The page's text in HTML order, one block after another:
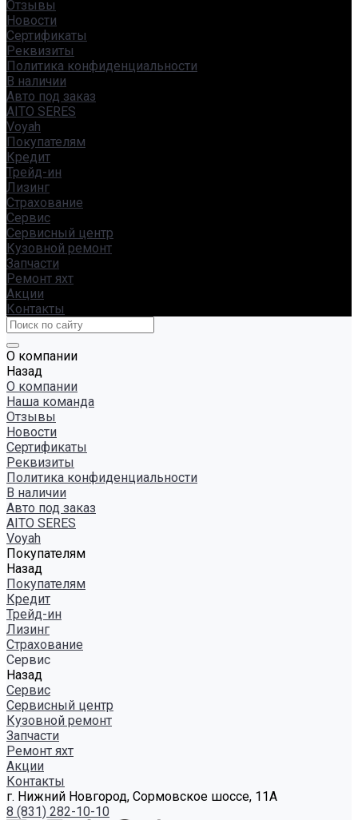
Отзывы
Новости
Сертификаты
Реквизиты
Политика конфиденциальности
В наличии
Авто под заказ
AITO SERES
Voyah
Покупателям
Кредит
Трейд-ин
Лизинг
Страхование
Сервис
Сервисный центр
Кузовной ремонт
Запчасти
Ремонт яхт
Акции
Контакты
О компании
Назад
О компании
Наша команда
Отзывы
Новости
Сертификаты
Реквизиты
Политика конфиденциальности
В наличии
Авто под заказ
AITO SERES
Voyah
Покупателям
Назад
Покупателям
Кредит
Трейд-ин
Лизинг
Страхование
Сервис
Назад
Сервис
Сервисный центр
Кузовной ремонт
Запчасти
Ремонт яхт
Акции
Контакты
г. Нижний Новгород, Сормовское шоссе, 11А
8 (831) 282-10-10